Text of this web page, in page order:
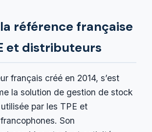
référence française
et distributeurs
français créé en 2014, s’est
la solution de gestion de stock
par les TPE et
Son